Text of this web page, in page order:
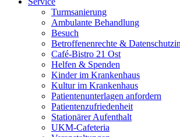
Turmsanierung
Ambulante Behandlung
Besuch
Betroffenenrechte &
Café-Bistro 21 Ost
Helfen & Spenden
Kinder im Krankenhaus
Kultur im Krankenhaus
Patientenunterlagen anfordern
Patientenzufriedenheit
Stationärer Aufenthalt
UKM-Cafeteria